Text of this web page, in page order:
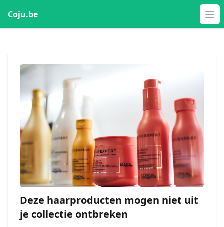
Coju.be
Deze haarproducten mogen niet uit
je collectie ontbreken